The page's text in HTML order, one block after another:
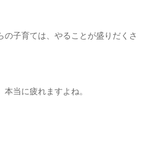
の子育ては、やることが盛りだくさ
当に疲れますよね。